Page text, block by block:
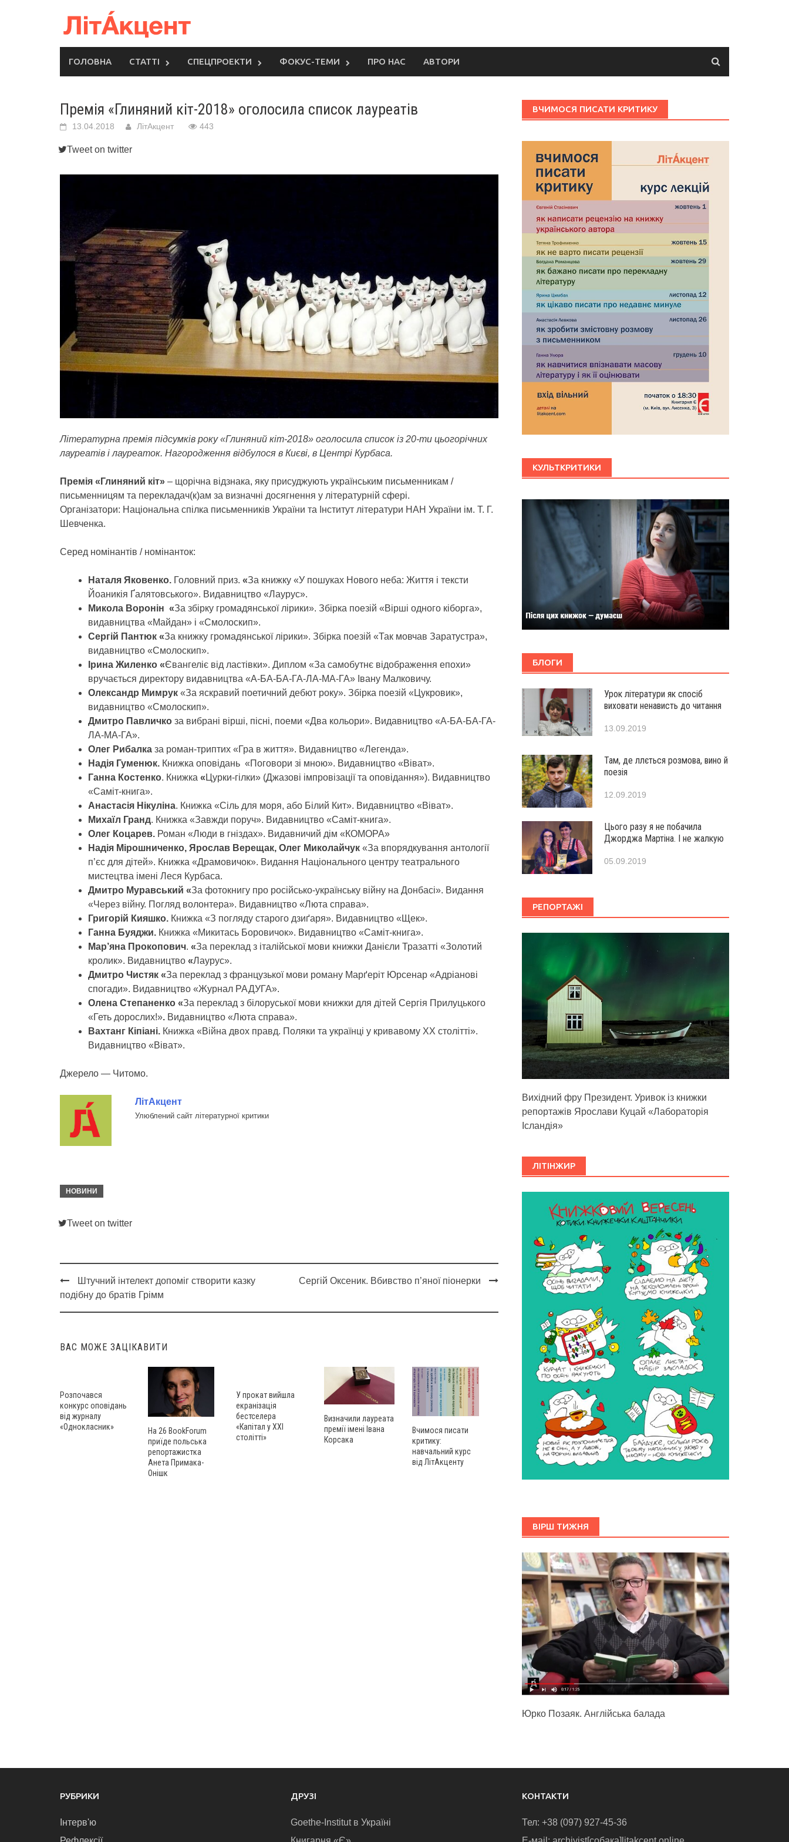
ГОЛОВНА СТАТТІ СПЕЦПРОЕКТИ ФОКУС-ТЕМИ ПРО НАС АВТОРИ
Премія «Глиняний кіт-2018» оголосила список лауреатів
13.04.2018 ЛітАкцент 443
Tweet on twitter
Літературна премія підсумків року «Глиняний кіт-2018» оголосила список із 20-ти цьогорічних
лауреатів і лауреаток. Нагородження відбулося в Києві, в Центрі Курбаса.
Премія «Глиняний кіт» – щорічна відзнака, яку присуджують українським письменникам /
письменницям та перекладач(к)ам за визначні досягнення у літературній сфері.
Організатори: Національна спілка письменників України та Інститут літератури НАН України ім. Т. Г.
Шевченка.
Серед номінантів / номінанток:
Наталя Яковенко. Головний приз. «За книжку «У пошуках Нового неба: Життя і тексти
Йоаникія Ґалятовського». Видавництво «Лаурус».
Микола Воронін «За збірку громадянської лірики». Збірка поезій «Вірші одного кіборга»,
видавництва «Майдан» і «Смолоскип».
Сергій Пантюк «За книжку громадянської лірики». Збірка поезій «Так мовчав Заратустра»,
видавництво «Смолоскип».
Ірина Жиленко «Євангеліє від ластівки». Диплом «За самобутнє відображення епохи»
вручається директору видавництва «А-БА-БА-ГА-ЛА-МА-ГА» Івану Малковичу.
Олександр Мимрук «За яскравий поетичний дебют року». Збірка поезій «Цукровик»,
видавництво «Смолоскип».
Дмитро Павличко за вибрані вірші, пісні, поеми «Два кольори». Видавництво «А-БА-БА-ГА-
ЛА-МА-ГА».
Олег Рибалка за роман-триптих «Гра в життя». Видавництво «Легенда».
Надія Гуменюк. Книжка оповідань «Поговори зі мною». Видавництво «Віват».
Ганна Костенко. Книжка « Цурки-гілки» (Джазові імпровізації та оповідання»). Видавництво
«Саміт-книга».
Анастасія Нікуліна. Книжка «Сіль для моря, або Білий Кит». Видавництво «Віват».
Михаїл Гранд. Книжка «Завжди поруч». Видавництво «Саміт-книга».
Олег Коцарев. Роман «Люди в гніздах». Видавничий дім «КОМОРА»
Надія Мірошниченко, Ярослав Верещак, Олег Миколайчук «За впорядкування антології
п’єс для дітей». Книжка «Драмовичок». Видання Національного центру театрального
мистецтва імені Леся Курбаса.
Дмитро Муравський «За фотокнигу про російсько-українську війну на Донбасі». Видання
«Через війну. Погляд волонтера». Видавництво «Люта справа».
Григорій Кияшко. Книжка «З погляду старого дзиґаря». Видавництво «Щек».
Ганна Буяджи. Книжка «Микитась Боровичок». Видавництво «Саміт-книга».
Мар’яна Прокопович. «За переклад з італійської мови книжки Данієли Тразатті «Золотий
кролик». Видавництво «Лаурус».
Дмитро Чистяк «За переклад з французької мови роману Марґеріт Юрсенар «Адріанові
спогади». Видавництво «Журнал РАДУГА».
Олена Степаненко «За переклад з білоруської мови книжки для дітей Сергія Прилуцького
«Геть дорослих!». Видавництво «Люта справа».
Вахтанг Кіпіані. Книжка «Війна двох правд. Поляки та українці у кривавому ХХ столітті».
Видавництво «Віват».
Джерело — Читомо.
ЛітАкцент
Улюблений сайт літературної критики
НОВИНИ
Tweet on twitter
Post
navigation
Штучний інтелект допоміг створити казку
подібну до братів Грімм
Сергій Оксеник. Вбивство п’яної піонерки
ВАС МОЖЕ ЗАЦІКАВИТИ
Розпочався
конкурс оповідань
від журналу
«Однокласник»
На 26 BookForum
приїде польська
репортажистка
Анета Примака-
Онішк
У прокат вийшла
екранізація
бестселера
«Капітал у XXI
cтолітті»
Визначили лауреата
премії імені Івана
Корсака
Вчимося писати
критику:
навчальний курс
від ЛітАкценту
ВЧИМОСЯ ПИСАТИ КРИТИКУ
КУЛЬТКРИТИКИ
БЛОГИ
Урок літератури як спосіб
виховати ненависть до читання
13.09.2019
Там, де ллється розмова, вино й
поезія
12.09.2019
Цього разу я не побачила
Джорджа Мартіна. І не жалкую
05.09.2019
РЕПОРТАЖІ
Вихідний фру Президент. Уривок із книжки
репортажів Ярослави Куцай «Лабораторія
Ісландія»
ЛІТІНЖИР
ВІРШ ТИЖНЯ
Юрко Позаяк. Англійська балада
РУБРИКИ
Інтерв'ю
ДРУЗІ
Goethe-Institut в Україні
КОНТАКТИ
Тел: +38 (097) 927-45-36